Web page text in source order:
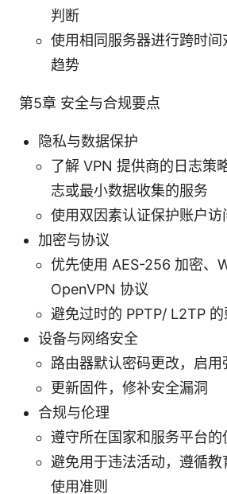
判断
使用相同服务器进行跨时
趋势
第5章 安全与合规要点
隐私与数据保护
了解 VPN 提供商的日志策
志或最小数据收集的服务
使用双因素认证保护账户访
加密与协议
优先使用 AES-256 加密、
OpenVPN 协议
避免过时的 PPTP/ L2TP
设备与网络安全
路由器默认密码更改，启用
更新固件，修补安全漏洞
合规与伦理
遵守所在国家和服务平台的
避免用于违法活动，遵循
使用准则